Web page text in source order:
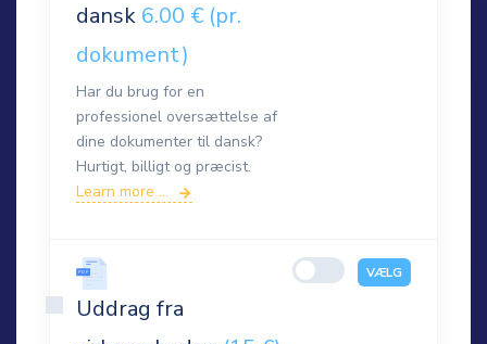
dansk 6.00 € (pr.
dokument)
Har du brug for en
professionel oversættelse af
dine dokumenter til dansk?
Hurtigt, billigt og præcist.
Learn more ...
Uddrag fra
VÆLG